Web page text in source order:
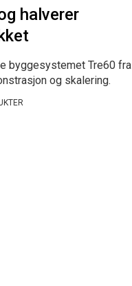
halverer
byggesystemet Tre60 fra
og skalering.